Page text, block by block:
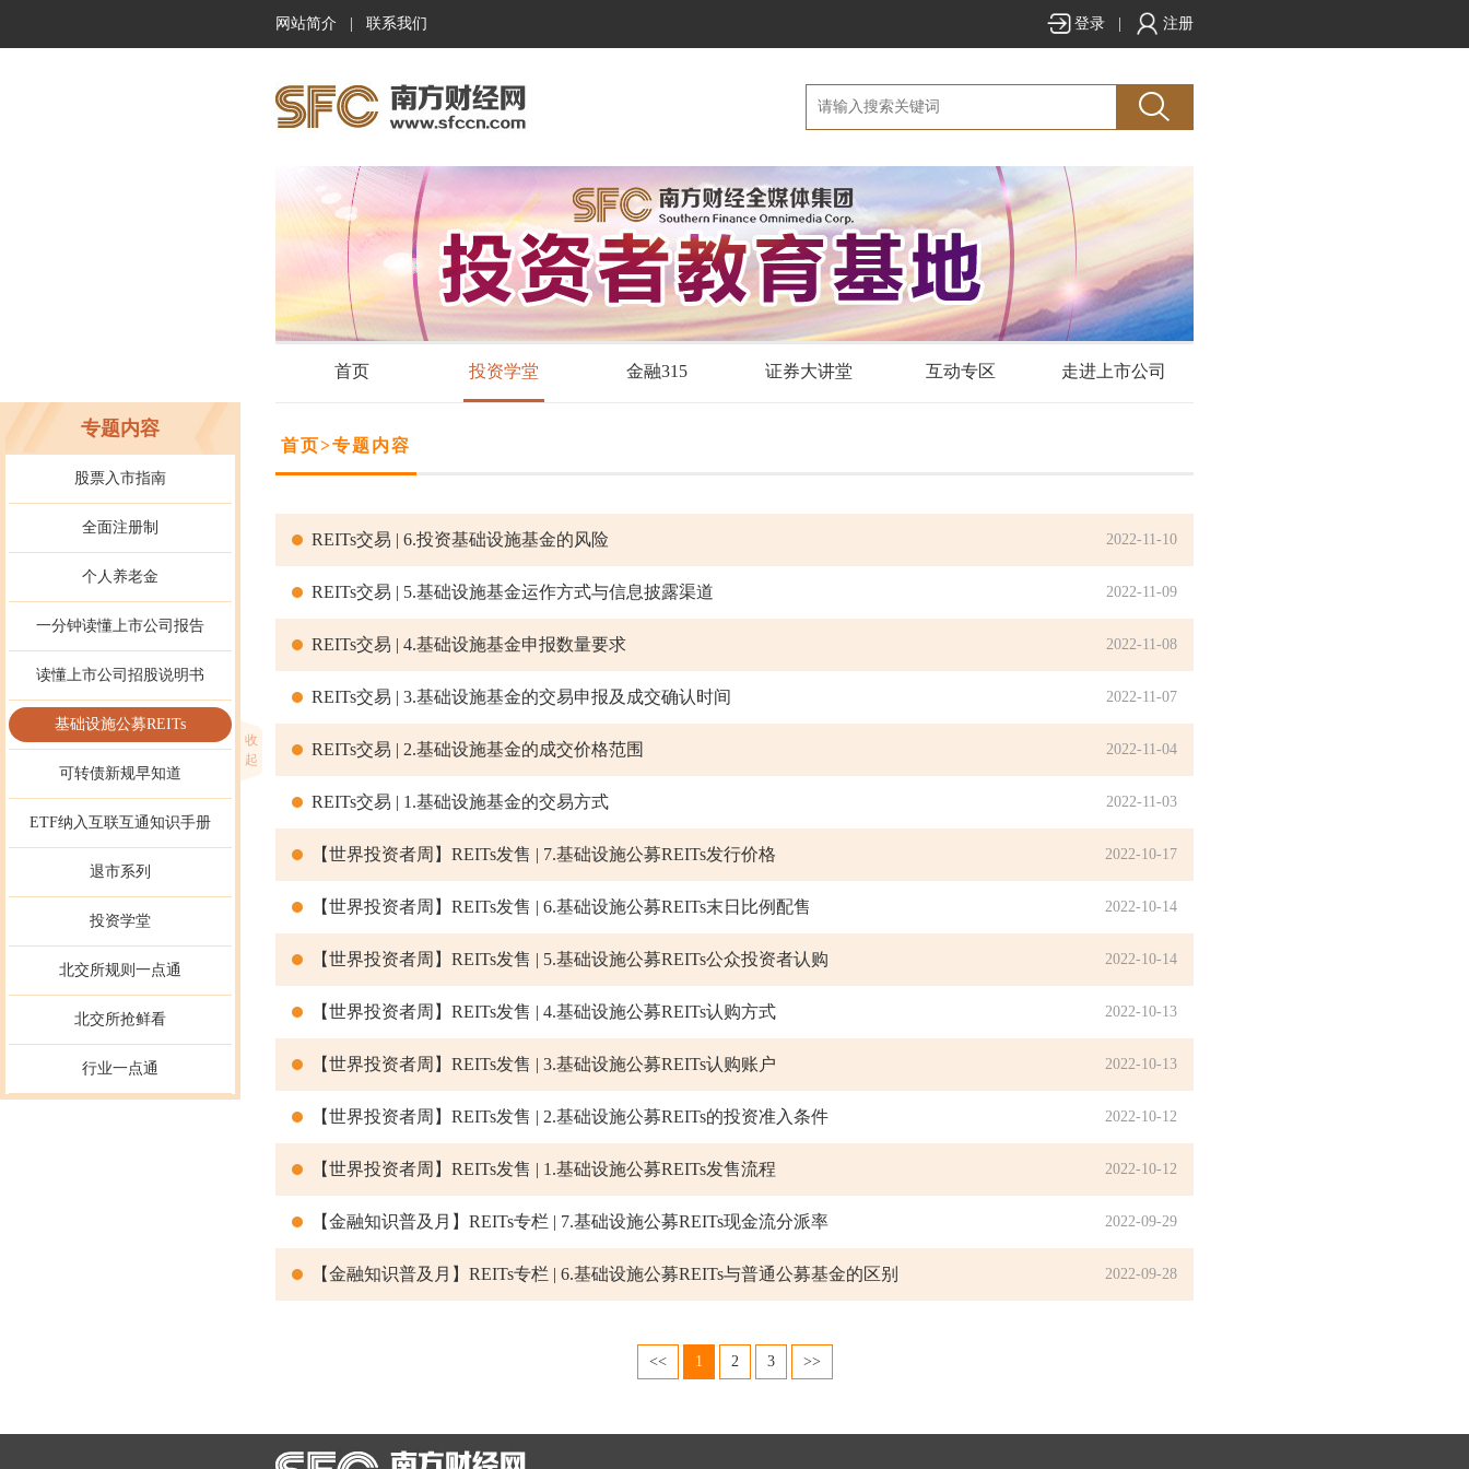
网站简介 联系我们 登录 注册
首页 投资学堂 金融315 证券大讲堂 互动专区 走进上市公司
首页>专题内容
REITs交易 | 6.投资基础设施基金的风险 2022-11-10
REITs交易 | 5.基础设施基金运作方式与信息披露渠道 2022-11-09
REITs交易 | 4.基础设施基金申报数量要求 2022-11-08
REITs交易 | 3.基础设施基金的交易申报及成交确认时间 2022-11-07
REITs交易 | 2.基础设施基金的成交价格范围 2022-11-04
REITs交易 | 1.基础设施基金的交易方式 2022-11-03
【世界投资者周】REITs发售 | 7.基础设施公募REITs发行价格 2022-10-17
【世界投资者周】REITs发售 | 6.基础设施公募REITs末日比例配售 2022-10-14
【世界投资者周】REITs发售 | 5.基础设施公募REITs公众投资者认购 2022-10-14
【世界投资者周】REITs发售 | 4.基础设施公募REITs认购方式 2022-10-13
【世界投资者周】REITs发售 | 3.基础设施公募REITs认购账户 2022-10-13
【世界投资者周】REITs发售 | 2.基础设施公募REITs的投资准入条件 2022-10-12
【世界投资者周】REITs发售 | 1.基础设施公募REITs发售流程 2022-10-12
【金融知识普及月】REITs专栏 | 7.基础设施公募REITs现金流分派率 2022-09-29
【金融知识普及月】REITs专栏 | 6.基础设施公募REITs与普通公募基金的区别 2022-09-28
<< 1 2 3 >>
专题内容
股票入市指南
全面注册制
个人养老金
一分钟读懂上市公司报告
读懂上市公司招股说明书
基础设施公募REITs
可转债新规早知道
ETF纳入互联互通知识手册
退市系列
投资学堂
北交所规则一点通
北交所抢鲜看
行业一点通
收
起